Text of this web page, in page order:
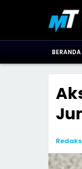
BERANDA